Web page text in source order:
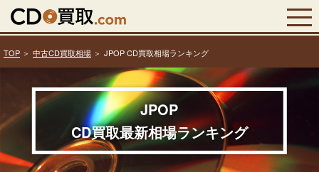
TOP 中古CD買取相場 JPOP CD買取相場ランキング
JPOP
CD買取最新相場ランキング